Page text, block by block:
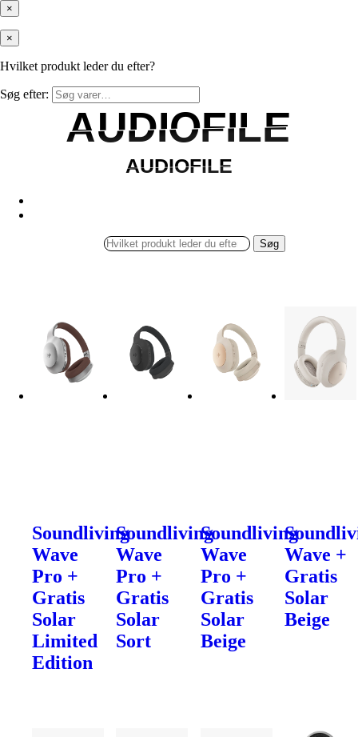
×
×
Hvilket produkt leder du efter?
Søg efter:
AUDIOFILE
AUDIOFILE
AUDIOFILE
AUDIOFILE
Søg
Soundliving
Wave
Pro +
Gratis
Solar
Limited
Edition
Soundliving
Wave
Pro +
Gratis
Solar
Sort
Soundliving
Wave
Pro +
Gratis
Solar
Beige
Wave +
Gratis
Solar
Beige